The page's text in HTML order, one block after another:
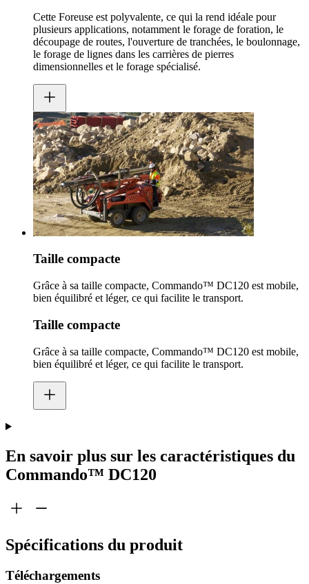
Cette Foreuse est polyvalente, ce qui la rend idéale pour
plusieurs applications, notamment le forage de foration, le
découpage de routes, l'ouverture de tranchées, le boulonnage,
le forage de lignes dans les carrières de pierres
dimensionnelles et le forage spécialisé.
Taille compacte
Grâce à sa taille compacte, Commando™ DC120 est mobile,
bien équilibré et léger, ce qui facilite le transport.
Taille compacte
Grâce à sa taille compacte, Commando™ DC120 est mobile,
bien équilibré et léger, ce qui facilite le transport.
En savoir plus sur les caractéristiques du
Commando™ DC120
Spécifications du produit
Téléchargements